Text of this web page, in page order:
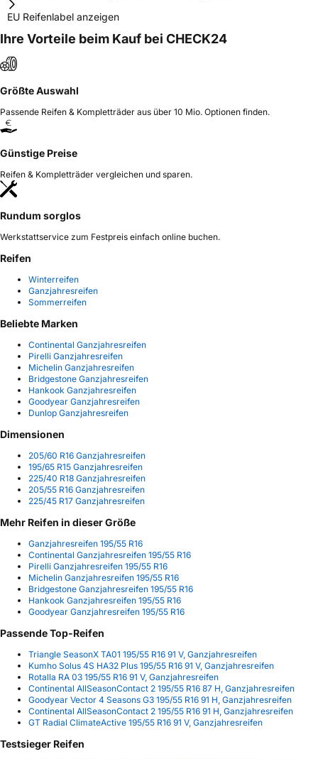
EU Reifenlabel anzeigen
Ihre Vorteile beim Kauf bei CHECK24
Größte Auswahl
Passende Reifen & Kompletträder aus über 10 Mio. Optionen finden.
Günstige Preise
Reifen & Kompletträder vergleichen und sparen.
Rundum sorglos
Werkstattservice zum Festpreis einfach online buchen.
Reifen
Winterreifen
Ganzjahresreifen
Sommerreifen
Beliebte Marken
Continental Ganzjahresreifen
Pirelli Ganzjahresreifen
Michelin Ganzjahresreifen
Bridgestone Ganzjahresreifen
Hankook Ganzjahresreifen
Goodyear Ganzjahresreifen
Dunlop Ganzjahresreifen
Dimensionen
205/60 R16 Ganzjahresreifen
195/65 R15 Ganzjahresreifen
225/40 R18 Ganzjahresreifen
205/55 R16 Ganzjahresreifen
225/45 R17 Ganzjahresreifen
Mehr Reifen in dieser Größe
Ganzjahresreifen 195/55 R16
Continental Ganzjahresreifen 195/55 R16
Pirelli Ganzjahresreifen 195/55 R16
Michelin Ganzjahresreifen 195/55 R16
Bridgestone Ganzjahresreifen 195/55 R16
Hankook Ganzjahresreifen 195/55 R16
Goodyear Ganzjahresreifen 195/55 R16
Passende Top-Reifen
Triangle SeasonX TA01 195/55 R16 91 V, Ganzjahresreifen
Kumho Solus 4S HA32 Plus 195/55 R16 91 V, Ganzjahresreifen
Rotalla RA 03 195/55 R16 91 V, Ganzjahresreifen
Continental AllSeasonContact 2 195/55 R16 87 H, Ganzjahresreifen
Goodyear Vector 4 Seasons G3 195/55 R16 91 H, Ganzjahresreifen
Continental AllSeasonContact 2 195/55 R16 91 H, Ganzjahresreifen
GT Radial ClimateActive 195/55 R16 91 V, Ganzjahresreifen
Testsieger Reifen